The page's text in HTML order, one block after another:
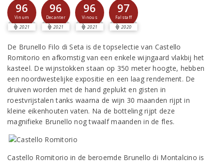
96
Vinum
2021
96
Decanter
2021
96
Vinous
2021
97
Falstaff
2020
De Brunello Filo di Seta is de topselectie van Castello
Romitorio en afkomstig van een enkele wijngaard vlakbij het
kasteel. De wijnstokken staan op 350 meter hoogte, hebben
een noordwestelijke expositie en een laag rendement. De
druiven worden met de hand geplukt en gisten in
roestvrijstalen tanks waarna de wijn 30 maanden rijpt in
kleine eikenhouten vaten. Na de botteling rijpt deze
magnifieke Brunello nog twaalf maanden in de fles.
Castello Romitorio in de beroemde Brunello di Montalcino is